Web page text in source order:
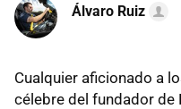
Álvaro Ruiz
Cualquier aficionado a
célebre del fundador de